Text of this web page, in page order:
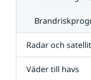
Radar och satellit
Väder till havs